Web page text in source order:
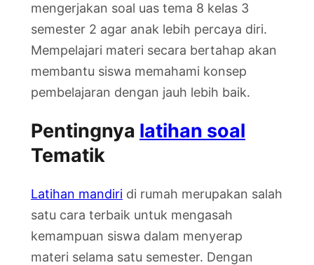
mengerjakan soal uas tema 8 kelas 3
semester 2 agar anak lebih percaya diri.
Mempelajari materi secara bertahap akan
membantu siswa memahami konsep
pembelajaran dengan jauh lebih baik.
Pentingnya latihan soal
Tematik
Latihan mandiri di rumah merupakan salah
satu cara terbaik untuk mengasah
kemampuan siswa dalam menyerap
materi selama satu semester. Dengan